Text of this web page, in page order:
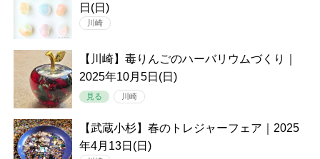
日(日)
川崎
【川崎】毒りんごのハーバリウムづくり｜
2025年10月5日(日)
見る 川崎
【武蔵小杉】春のトレジャーフェア｜2025
年4月13日(日)